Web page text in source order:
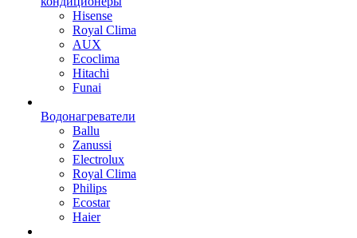
Hisense
Royal Clima
AUX
Ecoclima
Hitachi
Funai
Водонагреватели
Ballu
Zanussi
Electrolux
Royal Clima
Philips
Ecostar
Haier